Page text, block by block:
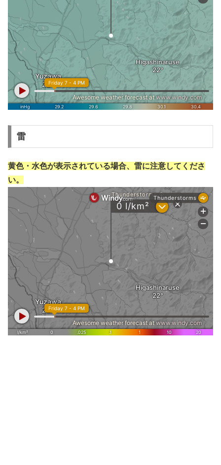
雷
黄色・水色が表示されている場合、雷に注意してくださ
い。